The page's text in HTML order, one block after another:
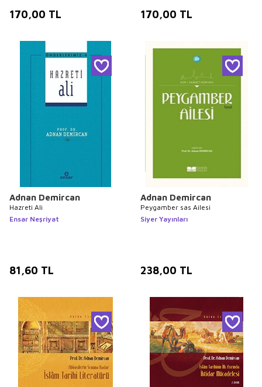
170,00 TL 170,00 TL
Adnan Demircan
Hazreti Ali
Ensar Neşriyat
81,60 TL
Adnan Demircan
Peygamber sas Ailesi
Siyer Yayınları
238,00 TL